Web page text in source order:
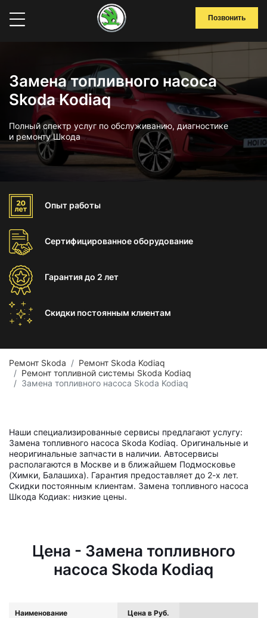
Позвонить
Замена топливного насоса
Skoda Kodiaq
Полный спектр услуг по обслуживанию, диагностике
и ремонту Шкода
Опыт работы
Сертифицированноеоборудование
Гарантиядо 2 лет
Скидки постоянным клиентам
Ремонт Skoda
Ремонт Skoda Kodiaq
Ремонт топливной системы Skoda Kodiaq
Замена топливного насоса Skoda Kodiaq
Наши специализированные сервисы предлагают услугу:
Замена топливного насоса Skoda Kodiaq. Оригинальные и
неоригинальные запчасти в наличии. Автосервисы
располагаются в Москве и в ближайшем Подмосковье
(Химки, Балашиха). Гарантия предоставляет до 2-х лет.
Скидки постоянным клиентам. Замена топливного насоса
Шкода Кодиак: низкие цены.
Цена - Замена топливного
насоса Skoda Kodiaq
Наименование Цена в Руб.